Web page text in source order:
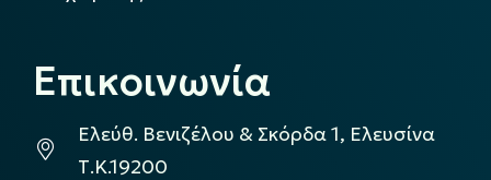
Επικοινωνία
Ελεύθ. Βενιζέλου & Σκόρδα 1, Ελευσίνα
Τ.Κ.19200